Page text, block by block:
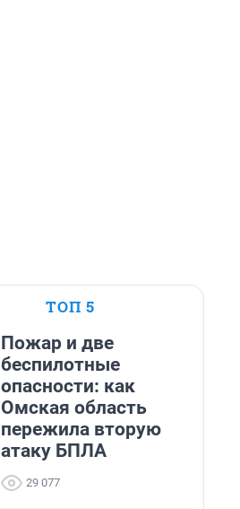
ТОП 5
Пожар и две
беспилотные
опасности: как
Омская область
пережила вторую
атаку БПЛА
29 077